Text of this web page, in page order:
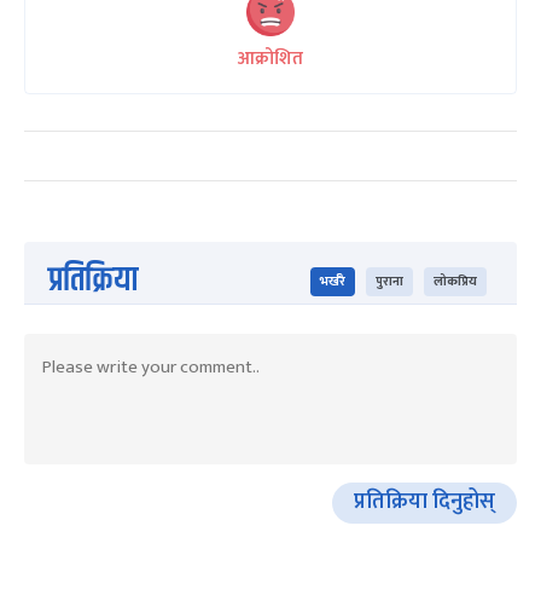
आक्रोशित
प्रतिक्रिया भर्खरै पुराना लोकप्रिय
प्रतिक्रिया दिनुहोस्